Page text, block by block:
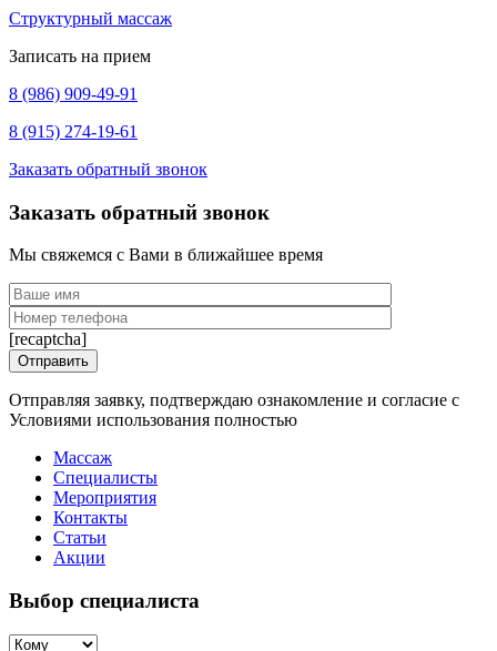
Структурный массаж
Записать на прием
8 (986) 909-49-91
8 (915) 274-19-61
Заказать обратный звонок
Заказать обратный звонок
Мы свяжемся с Вами в ближайшее время
[recaptcha]
Отправляя заявку, подтверждаю ознакомление и согласие с
Условиями использования полностью
Массаж
Специалисты
Мероприятия
Контакты
Статьи
Акции
Выбор специалиста